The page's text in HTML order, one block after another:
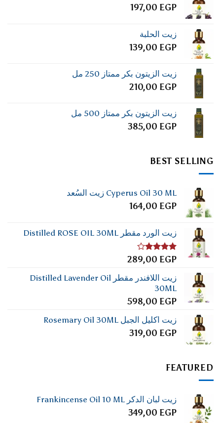
197,00 EGP
زيت الحلبة
139,00 EGP
زيت الزيتون بكر ممتاز 250 مل
210,00 EGP
زيت الزيتون بكر ممتاز 500 مل
385,00 EGP
BEST SELLING
Cyperus Oil 30 ML زيت السُعد
164,00 EGP
زيت الورد مقطر Distilled ROSE OIL 30ML
تم
من
5
289,00 EGP
زيت اللافندر مقطر Distilled Lavender Oil
30ML
598,00 EGP
زيت اكليل الجبل Rosemary Oil 30ML
319,00 EGP
FEATURED
زيت لبان الدكر Frankincense Oil 10 ML
349,00 EGP